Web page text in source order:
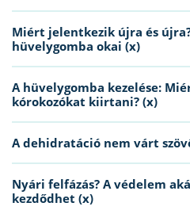
Miért jelentkezik újra és
hüvelygomba okai (x)
A hüvelygomba kezelése:
kórokozókat kiirtani? (x)
A dehidratáció nem várt
Nyári felfázás? A védelem
kezdődhet (x)